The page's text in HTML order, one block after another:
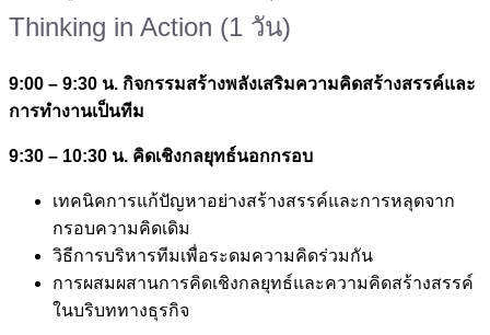
Thinking in Action (1 วัน)
9:00 – 9:30 น. กิจกรรมสร้างพลังเสริมความคิดสร้างสรรค์และ
การทำงานเป็นทีม
9:30 – 10:30 น. คิดเชิงกลยุทธ์นอกกรอบ
เทคนิคการแก้ปัญหาอย่างสร้างสรรค์และการหลุดจาก
กรอบความคิดเดิม
วิธีการบริหารทีมเพื่อระดมความคิดร่วมกัน
การผสมผสานการคิดเชิงกลยุทธ์และความคิดสร้างสรรค์
ในบริบททางธุรกิจ